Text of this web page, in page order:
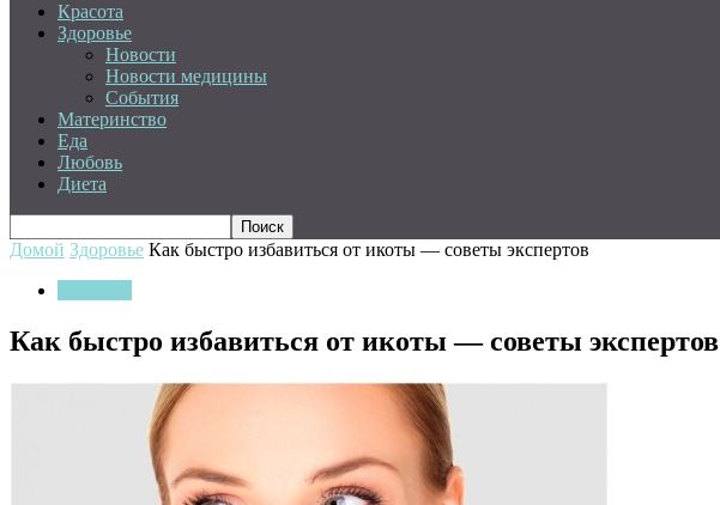
Красота
Здоровье
Новости
Новости медицины
События
Материнство
Еда
Любовь
Диета
Домой Здоровье Как быстро избавиться от икоты — советы экспертов
Как быстро избавиться от икоты — советы экспертов